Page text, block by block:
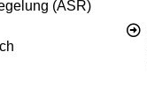
(ASR)